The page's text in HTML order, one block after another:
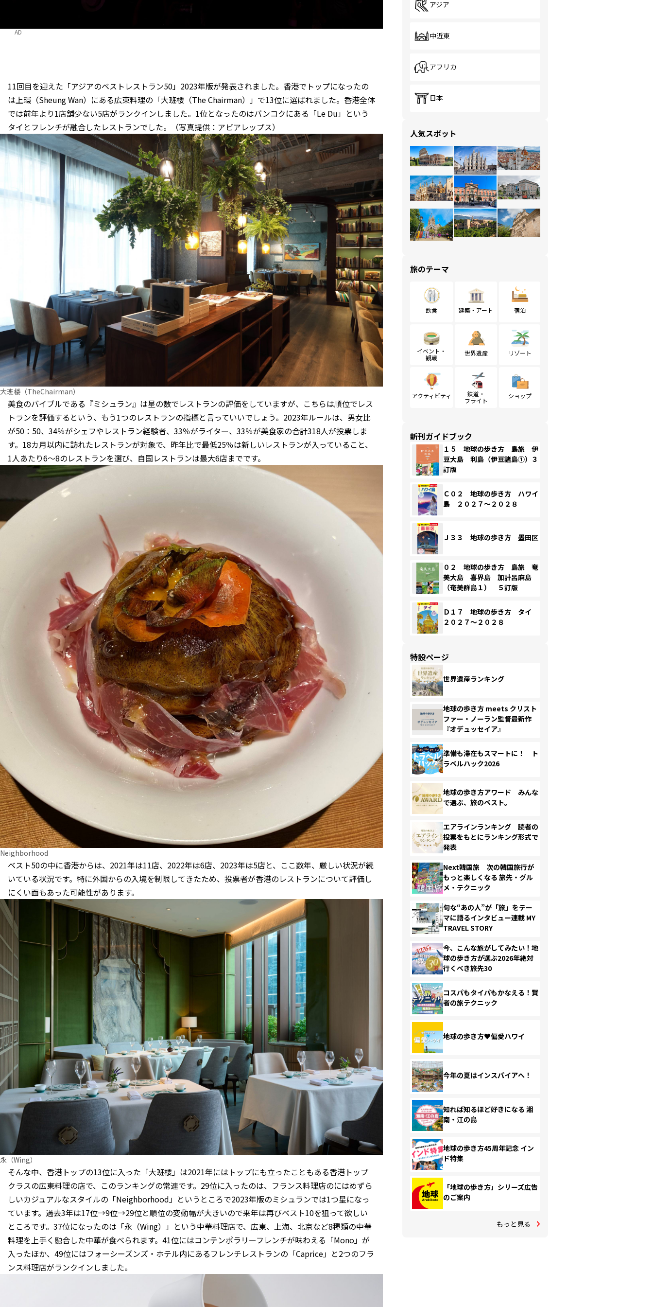
AD
11回目を迎えた「アジアのベストレストラン50」2023年版が発表されました。香港でトップになったの
は上環（Sheung Wan）にある広東料理の「大班楼（The Chairman）」で13位に選ばれました。香港全体
では前年より1店舗少ない5店がランクインしました。1位となったのはバンコクにある「Le Du」という
タイとフレンチが融合したレストランでした。（写真提供：アビアレップス）
大班楼（TheChairman）
美食のバイブルである『ミシュラン』は星の数でレストランの評価をしていますが、こちらは順位でレス
トランを評価するという、もう1つのレストランの指標と言っていいでしょう。2023年ルールは、男女比
が50：50、34％がシェフやレストラン経験者、33％がライター、33％が美食家の合計318人が投票しま
す。18カ月以内に訪れたレストランが対象で、昨年比で最低25％は新しいレストランが入っていること、
1人あたり6～8のレストランを選び、自国レストランは最大6店までです。
Neighborhood
ベスト50の中に香港からは、2021年は11店、2022年は6店、2023年は5店と、ここ数年、厳しい状況が続
いている状況です。特に外国からの入境を制限してきたため、投票者が香港のレストランについて評価し
にくい面もあった可能性があります。
永（Wing）
そんな中、香港トップの13位に入った「大班楼」は2021年にはトップにも立ったこともある香港トップ
クラスの広東料理の店で、このランキングの常連です。29位に入ったのは、フランス料理店のにはめずら
しいカジュアルなスタイルの「Neighborhood」というところで2023年版のミシュランでは1つ星になっ
ています。過去3年は17位→9位→29位と順位の変動幅が大きいので来年は再びベスト10を狙って欲しい
ところです。37位になったのは「永（Wing）」という中華料理店で、広東、上海、北京など8種類の中華
料理を上手く融合した中華が食べられます。41位にはコンテンポラリーフレンチが味わえる「Mono」が
入ったほか、49位にはフォーシーズンズ・ホテル内にあるフレンチレストランの「Caprice」と2つのフラ
ンス料理店がランクインしました。
アジア
中近東
アフリカ
日本
人気スポット
旅のテーマ
飲食 建築・アート 宿泊
イベント・
観戦
世界遺産 リゾート
アクティビティ
鉄道・
フライト
ショップ
新刊ガイドブック
１５ 地球の歩き方 島旅 伊
豆大島 利島（伊豆諸島①）３
訂版
Ｃ０２ 地球の歩き方 ハワイ
島 ２０２７～２０２８
Ｊ３３ 地球の歩き方 墨田区
０２ 地球の歩き方 島旅 奄
美大島 喜界島 加計呂麻島
（奄美群島１） ５訂版
Ｄ１７ 地球の歩き方 タイ
２０２７～２０２８
特設ページ
世界遺産ランキング
地球の歩き方 meets クリスト
ファー・ノーラン監督最新作
『オデュッセイア』
準備も滞在もスマートに！ ト
ラベルハック2026
地球の歩き方アワード みんな
で選ぶ、旅のベスト。
エアラインランキング 読者の
投票をもとにランキング形式で
発表
Next韓国旅 次の韓国旅行が
もっと楽しくなる 旅先・グル
メ・テクニック
旬な“あの人”が「旅」をテー
マに語るインタビュー連載 MY
TRAVEL STORY
今、こんな旅がしてみたい！地
球の歩き方が選ぶ2026年絶対
行くべき旅先30
コスパもタイパもかなえる！賢
者の旅テクニック
地球の歩き方♥偏愛ハワイ
今年の夏はインスパイアへ！
知れば知るほど好きになる 湘
南・江の島
地球の歩き方45周年記念 イン
ド特集
「地球の歩き方」シリーズ広告
のご案内
もっと見る